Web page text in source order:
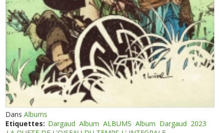
DansAlbums
Etiquettes: Dargaud Album ALBUMS Album Dargaud 2023